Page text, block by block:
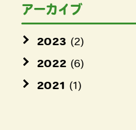
アーカイブ
2023 (2)
2022 (6)
2021 (1)